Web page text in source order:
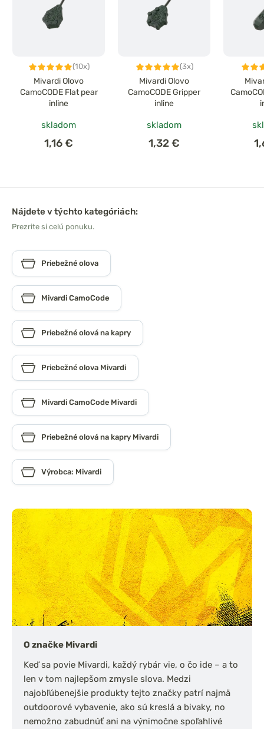
(10x)
Mivardi Olovo
CamoCODE Flat pear
inline
skladom
1,16 €
(3x)
Mivardi Olovo
CamoCODE Gripper
inline
skladom
1,32 €
Nájdete v týchto kategóriách:
Prezrite si celú ponuku.
Priebežné olova
Mivardi CamoCode
Priebežné olová na kapry
Priebežné olova Mivardi
Mivardi CamoCode Mivardi
Priebežné olová na kapry Mivardi
Výrobca: Mivardi
O značke Mivardi
Keď sa povie Mivardi, každý rybár vie, o čo ide – a to
len v tom najlepšom zmysle slova. Medzi
najobľúbenejšie produkty tejto značky patrí najmä
outdoorové vybavenie, ako sú kreslá a bivaky, no
nemožno zabudnúť ani na výnimočne spoľahlivé